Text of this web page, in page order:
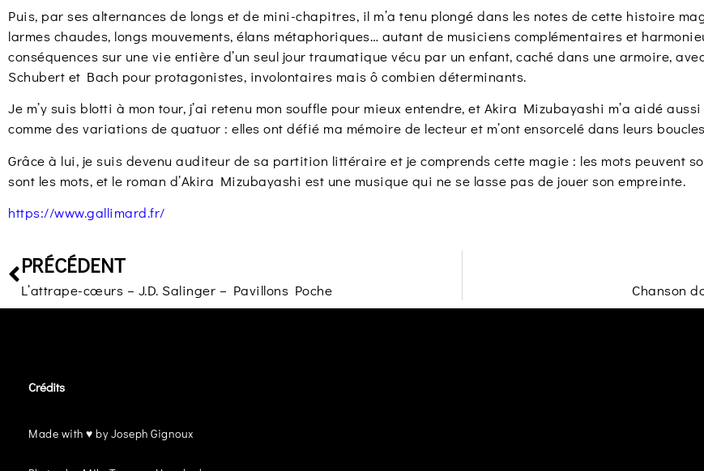
Puis, par ses alternances de longs et de mini-chapitres, il m’a tenu plongé dans les notes de cette histoire
larmes chaudes, longs mouvements, élans métaphoriques… autant de musiciens complémentaires et
conséquences sur une vie entière d’un seul jour traumatique vécu par un enfant, caché dans une armoire,
Schubert et Bach pour protagonistes, involontaires mais ô combien déterminants.
Je m’y suis blotti à mon tour, j’ai retenu mon souffle pour mieux entendre, et Akira Mizubayashi m’a aidé
comme des variations de quatuor : elles ont défié ma mémoire de lecteur et m’ont ensorcelé dans leurs
Grâce à lui, je suis devenu auditeur de sa partition littéraire et je comprends cette magie : les mots peuvent
sont les mots, et le roman d’Akira Mizubayashi est une musique qui ne se lasse pas de jouer son empreinte.
https://www.gallimard.fr/
PRÉCÉDENT
L’attrape-cœurs – J.D. Salinger – Pavillons Poche Chanson
Crédits
Made with ♥ by Joseph Gignoux